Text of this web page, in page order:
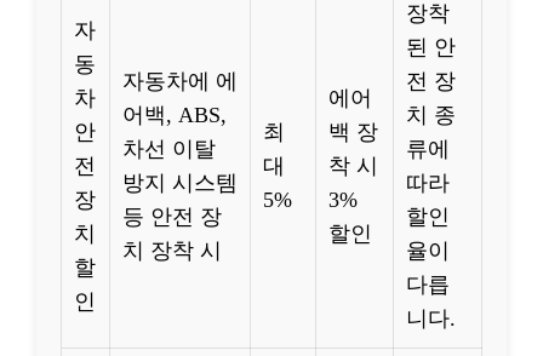
자
동
차
안
전
장
치
할
인
자동차에 에
어백, ABS,
차선 이탈
방지 시스템
등 안전 장
치 장착 시
최
대
5%
에어
백 장
착 시
3%
할인
장착
된 안
전 장
치 종
류에
따라
할인
율이
다릅
니다.